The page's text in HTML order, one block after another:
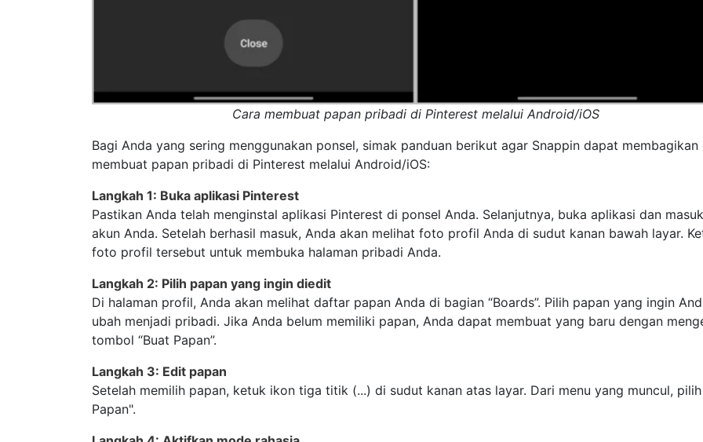
Cara membuat papan pribadi di Pinterest melalui Android/iOS
Bagi Anda yang sering menggunakan ponsel, simak panduan berikut agar Snappin dapat membagikan
membuat papan pribadi di Pinterest melalui Android/iOS:
Langkah 1: Buka aplikasi Pinterest
Pastikan Anda telah menginstal aplikasi Pinterest di ponsel Anda. Selanjutnya, buka aplikasi dan
akun Anda. Setelah berhasil masuk, Anda akan melihat foto profil Anda di sudut kanan bawah layar.
foto profil tersebut untuk membuka halaman pribadi Anda.
Langkah 2: Pilih papan yang ingin diedit
Di halaman profil, Anda akan melihat daftar papan Anda di bagian “Boards”. Pilih papan yang ingin
ubah menjadi pribadi. Jika Anda belum memiliki papan, Anda dapat membuat yang baru dengan
tombol “Buat Papan”.
Langkah 3: Edit papan
Setelah memilih papan, ketuk ikon tiga titik (...) di sudut kanan atas layar. Dari menu yang muncul,
Papan".